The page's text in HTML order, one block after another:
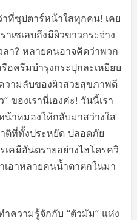
ที่ซุปตาร์หน้าใสทุกคน! เคย
เซเลบถึงมีผิวขาวกระจ่าง
ลา? หลายคนอาจคิดว่าพวก
อครีมบำรุงกระปุกละเหยียบ
ามลับของผิวสวยสุขภาพดี
ของเรานี่เองค่ะ! วันนี้เรา
น้าหมองให้กลับมาสว่างใส
ติที่ทั้งประหยัด ปลอดภัย
เคมีอันตรายอย่างไฮโดรควิ
อาหลายคนน้ำตาตกในมา
ความรู้จักกับ “ตัวมัม” แห่ง